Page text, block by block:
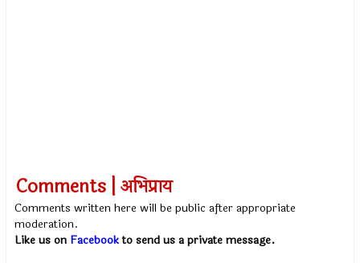
Comments | अभिप्राय
Comments written here will be public after appropriate
moderation.
Like us on Facebookto send us a private message.